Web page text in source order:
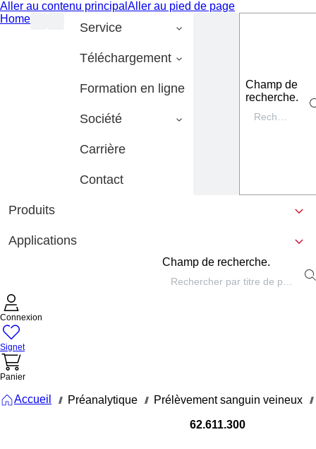
Aller au contenu principal Aller au pied de page
Home
Service
Téléchargement
Formation en ligne
Société
Carrière
Contact
Champ de
recherche.
Produits
Applications
Champ de recherche.
Connexion
Signet
Panier
Accueil /// Préanalytique /// Prélèvement sanguin veineux ///
62.611.300